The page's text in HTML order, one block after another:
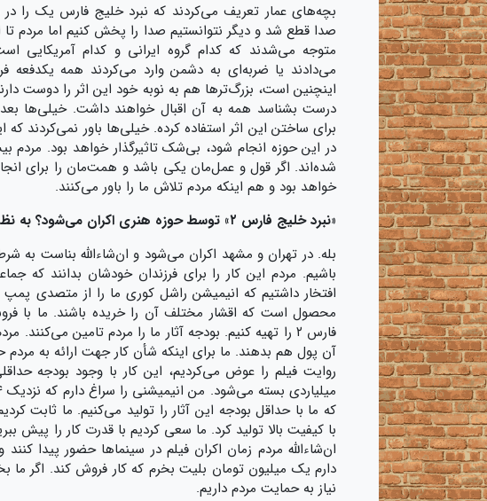
بچه‌های عمار تعریف می‌کردند که نبرد خلیج فارس یک را در
صدا قطع شد و دیگر نتوانستیم صدا را پخش کنیم اما مردم تا
متوجه می‌شدند که کدام گروه ایرانی و کدام آمریکایی
می‌دادند یا ضربه‌ای به دشمن وارد می‌کردند همه یکدفعه
اینچنین است، بزرگ‌ترها هم به نوبه خود این اثر را دوست
درست بشناسد همه به آن اقبال خواهند داشت. خیلی‌ها بعد
برای ساختن این اثر استفاده کرده. خیلی‌ها باور نمی‌کردند که
در این حوزه انجام شود، بی‌شک تاثیرگذار خواهد بود.
شده‌اند. اگر قول و عمل‌مان یکی باشد و همت‌مان را برای
خواهد بود و هم اینکه مردم تلاش ما را باور می‌کنند.
«نبرد خلیج فارس ۲» توسط حوزه هنری اکران می‌شود؟ به نظرتان استقبال چگونه خواهد بود؟
بله. در تهران و مشهد اکران می‌شود و ان‌شاءالله بناست به
باشیم. مردم این کار را برای فرزندان خودشان بدانند که
افتخار داشتیم که انیمیشن راشل کوری ما را از متصدی
محصول است که اقشار مختلف آن را خریده باشند. ما با
فارس ۲ را تهیه کنیم. بودجه آثار ما را مردم تامین
روایت فیلم را عوض می‌کردیم، این کار با وجود بودجه
که ما با حداقل بودجه این آثار را تولید می‌کنیم. ما ثابت
با کیفیت بالا تولید کرد. ما سعی کردیم با قدرت کار را پیش
ان‌شاءالله مردم زمان اکران فیلم در سینما‌ها حضور پیدا
دارم یک میلیون تومان بلیت بخرم که کار فروش کند. اگر ما
نیاز به حمایت مردم داریم.